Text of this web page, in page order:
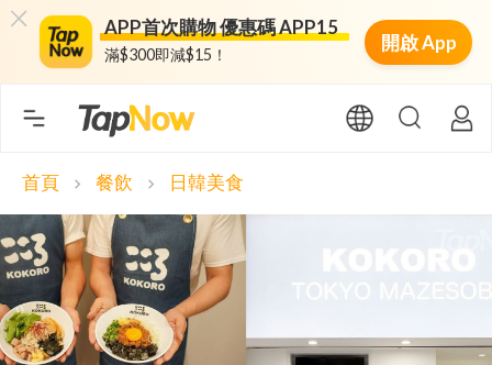
APP首次購物 優惠碼 APP15
滿$300即減$15！
開啟 App
首頁 chevron_right 餐飲 chevron_right 日韓美食